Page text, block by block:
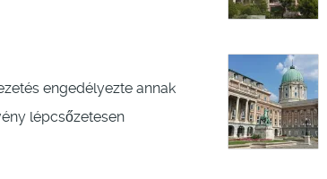
engedélyezte annak
lépcsőzetesen